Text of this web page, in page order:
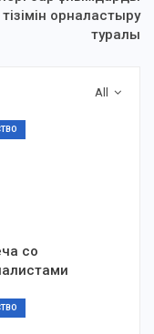
тізімін орналастыру
туралы
All
со